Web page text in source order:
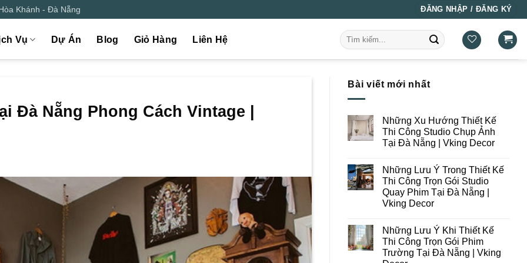
Khánh - Đà Nẵng ĐĂNG NHẬP / ĐĂNG KÝ
Vụ Dự Án Blog Giỏ Hàng Liên Hệ
Tìm
kiếm:
Đà Nẵng Phong Cách Vintage |
Bài viết mới nhất
Những Xu Hướng Thiết Kế
Thi Công Studio Chụp Ảnh
Tại Đà Nẵng | Vking Decor
bình
luận
ở
Những
Xu
Hướng
Thi
Công
Studio
Chụp
Ảnh
Những Lưu Ý Trong Thiết Kế
Thi Công Trọn Gói Studio
Quay Phim Tại Đà Nẵng |
Vking Decor
bình
luận
ở
Những
Lưu
Những Lưu Ý Khi Thiết Kế
Thi Công Trọn Gói Phim
Trường Tại Đà Nẵng | Vking